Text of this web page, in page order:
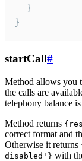
  }
}
startCall#
Method allows you
the calls are
telephony balance
Method returns
correct format and
Otherwise it returns
disabled'} with